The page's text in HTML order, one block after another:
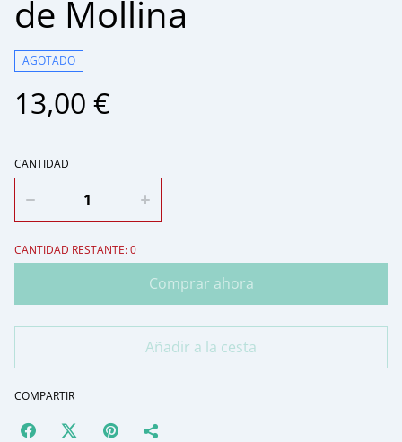
de Mollina
AGOTADO
13,00 €
CANTIDAD
CANTIDAD RESTANTE: 0
Comprar ahora
Añadir a la cesta
COMPARTIR